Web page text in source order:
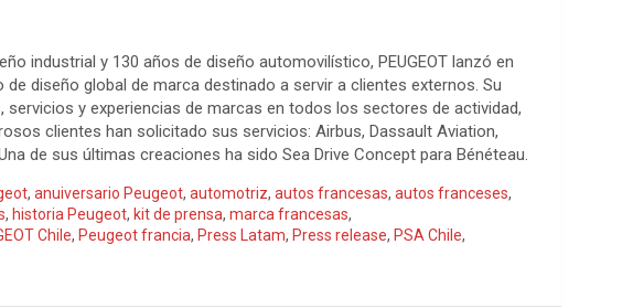
industrial y 130 años de diseño automovilístico, PEUGEOT lanzó en
de diseño global de marca destinado a servir a clientes externos. Su
y experiencias de marcas en todos los sectores de actividad,
clientes han solicitado sus servicios: Airbus, Dassault Aviation,
de sus últimas creaciones ha sido Sea Drive Concept para Bénéteau.
, anuiversario Peugeot, automotriz, autos francesas, autos franceses,
, historia Peugeot, kit de prensa, marca francesas,
Chile, Peugeot francia, Press Latam, Press release, PSA Chile,